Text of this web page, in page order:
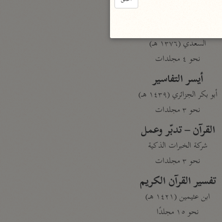
السعدي (١٣٧٦ هـ)
نحو ٤ مجلدات
أيسر التفاسير
أبو بكر الجزائري (١٤٣٩ هـ)
نحو ٣ مجلدات
القرآن – تدبّر وعمل
شركة الخبرات الذكية
نحو ٣ مجلدات
تفسير القرآن الكريم
ابن عثيمين (١٤٢١ هـ)
نحو ١٥ مجلدًا